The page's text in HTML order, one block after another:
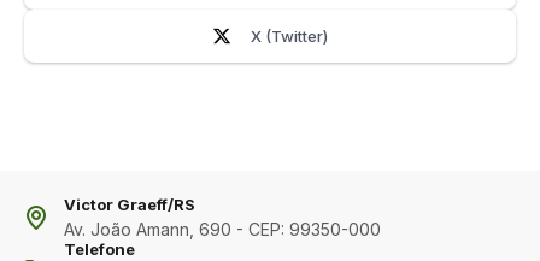
X (Twitter)
Victor Graeff/RS
Av. João Amann, 690 - CEP: 99350-000
Telefone